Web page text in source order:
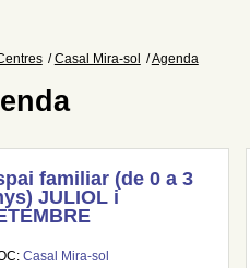
Casal Mira-sol Agenda
familiar (de 0 a 3
JULIOL i
Casal Mira-sol